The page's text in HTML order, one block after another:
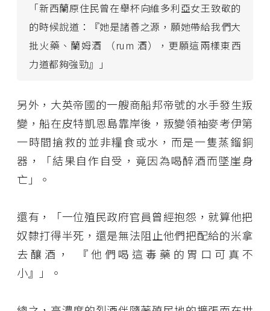
「新西蘭原住民曾在舉杯向維多利亞女王致敬的
的時候說道：『她是諸善之源，願她帶給我們大
批火藥、蘭姆酒 （rum 酒），更願這兩樣東西
力道都夠強勁』」
另外，大英帝國的一艘商船邦帝號的水手發生叛
變，船在皮特凱恩島靠岸後，叛變領袖麥考伊第
一時間搶救的並非糧食或水，而是一隻蒸鎦銅
器，「結果自作自受，竟因為喝醉酒而墜崖身
亡」。
還有，「一位殖民政府官員曾經抱怨，就算他把
奴隸打得半死，還是無法阻止他們把配給的米拿
去釀酒， 『他們喝這毒藥的胃口可真不
小』」。